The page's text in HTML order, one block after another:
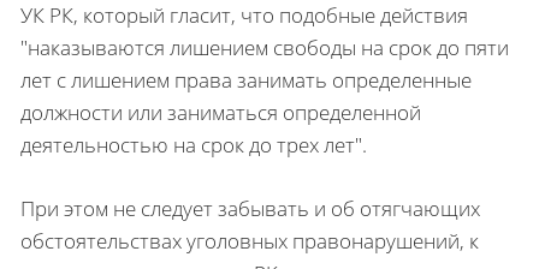
УК РК, который гласит, что подобные действия
"наказываются лишением свободы на срок до пяти
лет с лишением права занимать определенные
должности или заниматься определенной
деятельностью на срок до трех лет".
При этом не следует забывать и об отягчающих
обстоятельствах уголовных правонарушений, к